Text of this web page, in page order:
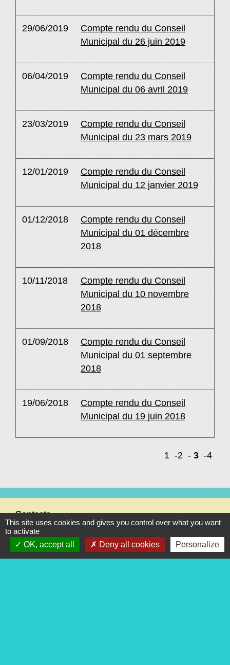
29/06/2019
Compte rendu du Conseil
Municipal du 26 juin 2019
06/04/2019
Compte rendu du Conseil
Municipal du 06 avril 2019
23/03/2019
Compte rendu du Conseil
Municipal du 23 mars 2019
12/01/2019
Compte rendu du Conseil
Municipal du 12 janvier 2019
01/12/2018
Compte rendu du Conseil
Municipal du 01 décembre
2018
10/11/2018
Compte rendu du Conseil
Municipal du 10 novembre
2018
01/09/2018
Compte rendu du Conseil
Municipal du 01 septembre
2018
19/06/2018
Compte rendu du Conseil
Municipal du 19 juin 2018
1 -2 - 3 -4
Contacts
Commune de Pigny
3 ter rue de la Mairie
18110 Pigny - FRANCE
This site uses cookies and gives you control over what you want
to activate
OK, accept all
Deny all cookies Personalize